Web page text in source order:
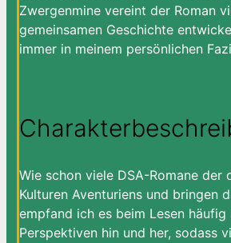
Zwergenmine vereint der Roman
gemeinsamen Geschichte
immer in meinem persönlichen
Wie schon viele DSA-Romane der
Kulturen Aventuriens und bringen
empfand ich es beim Lesen
Perspektiven hin und her, sodass